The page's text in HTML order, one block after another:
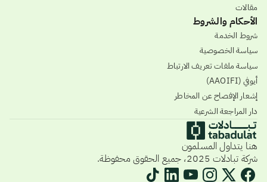
مقالات
الأحكام والشروط
شروط الخدمة
سياسة الخصوصية
سياسة ملفات تعريف الارتباط
أيوفي (AAOIFI)
إشعار الإفصاح عن المخاطر
دار المراجعة الشرعية
هنا يتداول المسلمون
شركة تبادلات 2025، جميع الحقوق محفوظة.